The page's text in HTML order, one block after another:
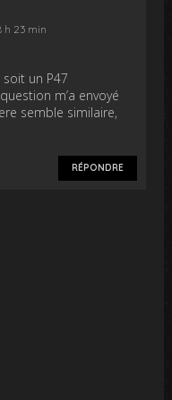
h 23 min
un P47
m’a envoyé
semble similaire,
RÉPONDRE